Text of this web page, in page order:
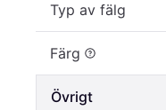
Typ av fälg
Färg
Övrigt